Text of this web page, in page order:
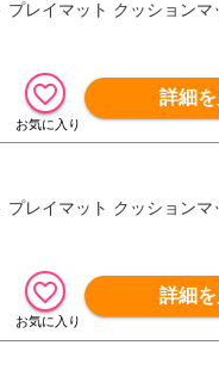
レイマット クッションマ
詳細
レイマット クッションマ
詳細